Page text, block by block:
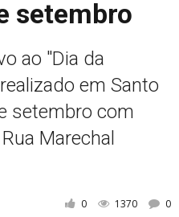
setembro
ao "Dia da
em Santo
setembro com
Marechal
0 1370 0